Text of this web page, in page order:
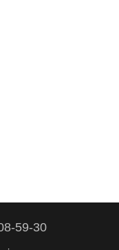
59-30